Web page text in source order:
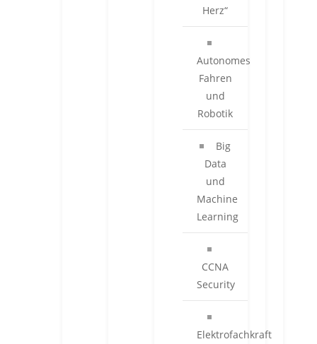
Herz“
Autonomes
Fahren
und
Robotik
Big
Data
und
Machine
Learning
CCNA
Security
Elektrofachkraft